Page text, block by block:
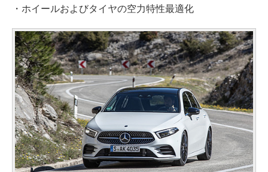
・ホイールおよびタイヤの空力特性最適化